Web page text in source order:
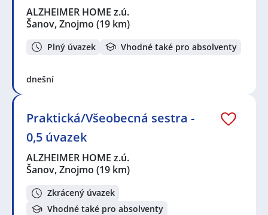
ALZHEIMER HOME z.ú.
Šanov, Znojmo (19 km)
Plný úvazek Vhodné také pro absolventy
dnešní
Praktická/Všeobecná sestra -
0,5 úvazek
ALZHEIMER HOME z.ú.
Šanov, Znojmo (19 km)
Zkrácený úvazek
Vhodné také pro absolventy